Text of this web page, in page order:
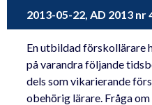
2013-05-22, AD 2013 nr
En utbildad förskollärare
på varandra följande
dels som vikarierande
obehörig lärare. Fråga